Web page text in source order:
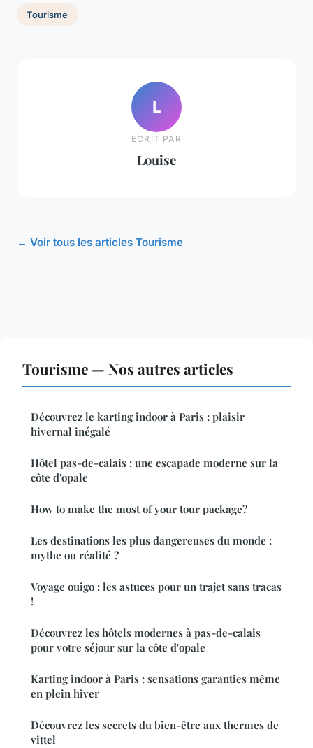
Tourisme
L
ECRIT PAR
Louise
← Voir tous les articles Tourisme
Tourisme — Nos autres articles
Découvrez le karting indoor à Paris : plaisir
hivernal inégalé
Hôtel pas-de-calais : une escapade moderne sur la
côte d'opale
How to make the most of your tour package?
Les destinations les plus dangereuses du monde :
mythe ou réalité ?
Voyage ouigo : les astuces pour un trajet sans tracas
!
Découvrez les hôtels modernes à pas-de-calais
pour votre séjour sur la côte d'opale
Karting indoor à Paris : sensations garanties même
en plein hiver
Découvrez les secrets du bien-être aux thermes de
vittel